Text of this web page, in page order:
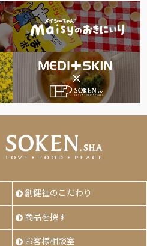
創健社のこだわり
商品を探す
お客様相談室